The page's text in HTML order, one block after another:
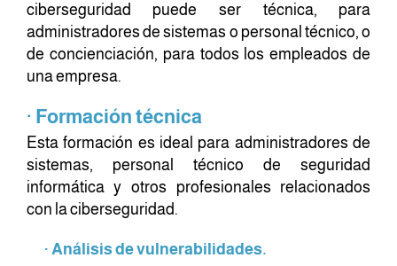
ciberseguridad puede ser técnica, para
administradores de sistemas o personal técnico, o
de concienciación, para todos los empleados de
una empresa.
· Formación técnica
Esta formación es ideal para administradores de
sistemas, personal técnico de seguridad
informática y otros profesionales relacionados
con la ciberseguridad.
· Análisis de vulnerabilidades.